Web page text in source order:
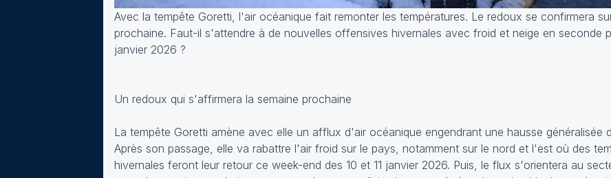
Avec la tempête Goretti, l'air océanique fait remonter les températures. Le redoux se confirmera
prochaine. Faut-il s'attendre à de nouvelles offensives hivernales avec froid et neige en seconde
janvier 2026 ?
Un redoux qui s'affirmera la semaine prochaine
La tempête Goretti amène avec elle un afflux d'air océanique engendrant une hausse généralisée
Après son passage, elle va rabattre l'air froid sur le pays, notamment sur le nord et l'est où des
hivernales feront leur retour ce week-end des 10 et 11 janvier 2026. Puis, le flux s'orientera au